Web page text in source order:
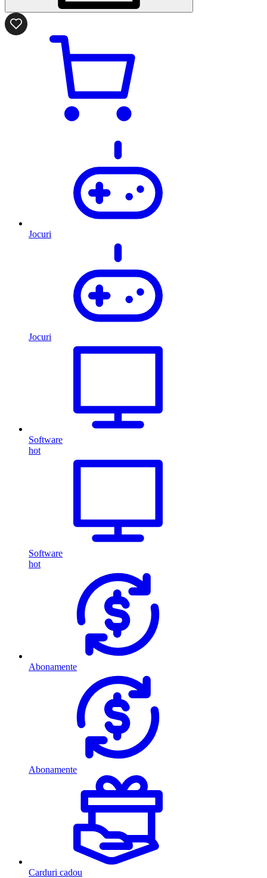
Jocuri
Jocuri
Software
hot
Software
hot
Abonamente
Abonamente
Carduri cadou